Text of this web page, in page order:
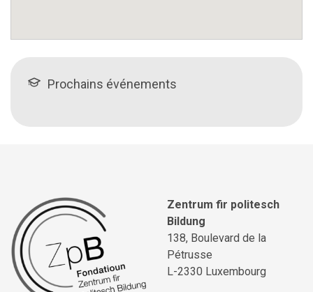
Prochains événements
Zentrum fir politesch
Bildung
138, Boulevard de la
Pétrusse
L-2330 Luxembourg